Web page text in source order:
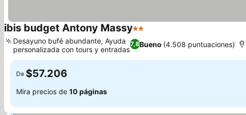
ibis budget Antony Massy2 Estrellas
7,8Bueno (4.508 puntuaciones)
Desayuno bufé abundante, Ayuda
personalizada con tours y entradas
De $57.206
Mira precios de 10 páginas